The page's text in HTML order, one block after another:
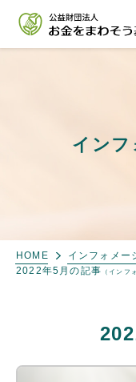
インフ
HOME
インフォメー
2022年5月の記事 （インフ